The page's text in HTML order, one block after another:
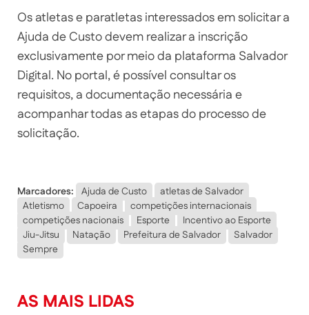
Os atletas e paratletas interessados em solicitar a
Ajuda de Custo devem realizar a inscrição
exclusivamente por meio da plataforma Salvador
Digital. No portal, é possível consultar os
requisitos, a documentação necessária e
acompanhar todas as etapas do processo de
solicitação.
Marcadores: Ajuda de Custo
atletas de Salvador
Atletismo
Capoeira
competições internacionais
competições nacionais
Esporte
Incentivo ao Esporte
Jiu-Jitsu
Natação Prefeitura de Salvador
Salvador
Sempre
AS MAIS LIDAS